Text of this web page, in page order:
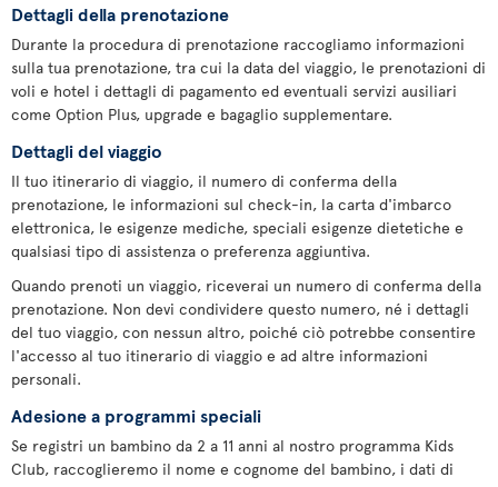
Dettagli della prenotazione
Durante la procedura di prenotazione raccogliamo informazioni
sulla tua prenotazione, tra cui la data del viaggio, le prenotazioni di
voli e hotel i dettagli di pagamento ed eventuali servizi ausiliari
come Option Plus, upgrade e bagaglio supplementare.
Dettagli del viaggio
Il tuo itinerario di viaggio, il numero di conferma della
prenotazione, le informazioni sul check-in, la carta d'imbarco
elettronica, le esigenze mediche, speciali esigenze dietetiche e
qualsiasi tipo di assistenza o preferenza aggiuntiva.
Quando prenoti un viaggio, riceverai un numero di conferma della
prenotazione. Non devi condividere questo numero, né i dettagli
del tuo viaggio, con nessun altro, poiché ciò potrebbe consentire
l'accesso al tuo itinerario di viaggio e ad altre informazioni
personali.
Adesione a programmi speciali
Se registri un bambino da 2 a 11 anni al nostro programma Kids
Club, raccoglieremo il nome e cognome del bambino, i dati di